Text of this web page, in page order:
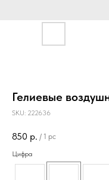
Гелиевые
SKU: 222636
850 р. / 1 pc
Цифра